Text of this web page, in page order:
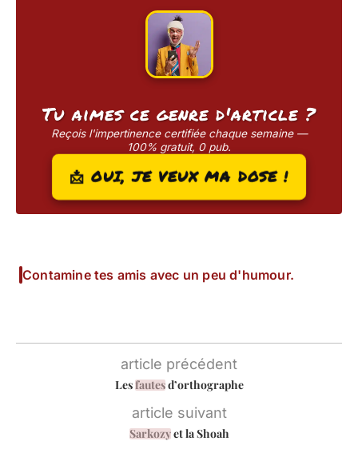
Tu aimes ce genre d'article ?
Reçois l'impertinence certifiée chaque semaine —
100% gratuit, 0 pub.
📩 OUI, JE VEUX MA DOSE !
Contamine tes amis avec un peu d'humour.
article précédent
Lesfautesd’orthographe
article suivant
Sarkozyet la Shoah